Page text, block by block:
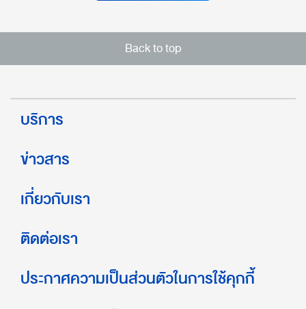
Back to top
บริการ
ข่าวสาร
เกี่ยวกับเรา
ติดต่อเรา
ประกาศความเป็นส่วนตัวในการใช้คุกกี้